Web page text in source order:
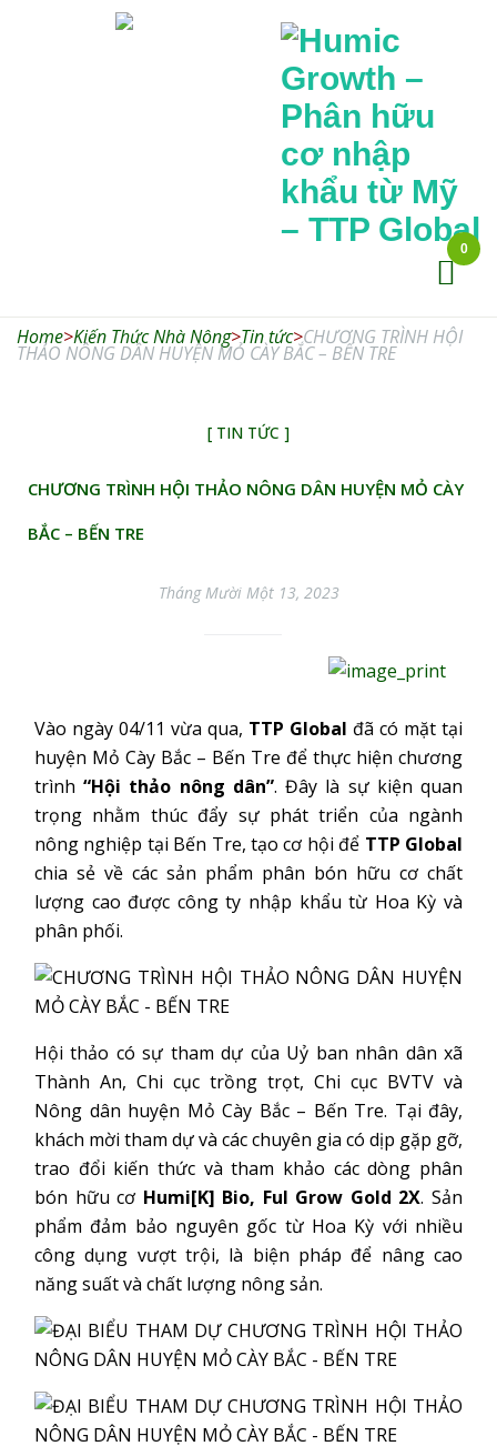
Phân hữu cơ
Mỹ – TTP
Global
0
Home>Kiến Thức Nhà Nông>Tin tức>CHƯƠNG TRÌNH HỘI
THẢO NÔNG DÂN HUYỆN MỎ CÀY BẮC – BẾN TRE
[ TIN TỨC ]
CHƯƠNG TRÌNH HỘI THẢO NÔNG DÂN HUYỆN MỎ CÀY
BẮC – BẾN TRE
Tháng Mười Một 13, 2023
Vào ngày 04/11 vừa qua, TTP Global đã có mặt tại
huyện Mỏ Cày Bắc – Bến Tre để thực hiện chương
trình“Hội thảo nông dân”. Đây là sự kiện quan
trọng nhằm thúc đẩy sự phát triển của ngành
nông nghiệp tại Bến Tre, tạo cơ hội để TTP Global
chia sẻ về các sản phẩm phân bón hữu cơ chất
lượng cao được công ty nhập khẩu từ Hoa Kỳ và
phân phối.
Hội thảo có sự tham dự của Uỷ ban nhân dân xã
Thành An, Chi cục trồng trọt, Chi cục BVTV và
Nông dân huyện Mỏ Cày Bắc – Bến Tre. Tại đây,
khách mời tham dự và các chuyên gia có dịp gặp gỡ,
trao đổi kiến thức và tham khảo các dòng phân
bón hữu cơ Humi[K] Bio, Ful Grow Gold 2X. Sản
phẩm đảm bảo nguyên gốc từ Hoa Kỳ với nhiều
công dụng vượt trội, là biện pháp để nâng cao
năng suất và chất lượng nông sản.